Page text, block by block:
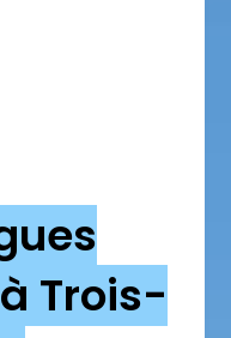
Trois-